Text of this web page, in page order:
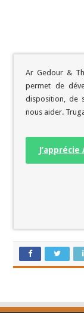
Ar Gedour &
permet de
disposition, de
nous aider.